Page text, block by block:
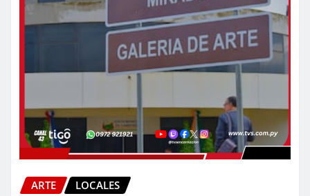
ARTE LOCALES